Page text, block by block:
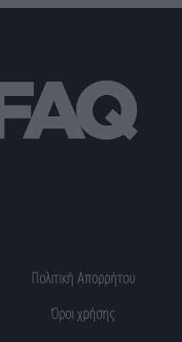
Πολιτική Απορρήτου
Όροι χρήσης